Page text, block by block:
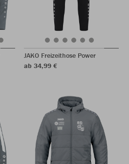
JAKO Freizeithose Power
ab 34,99 €